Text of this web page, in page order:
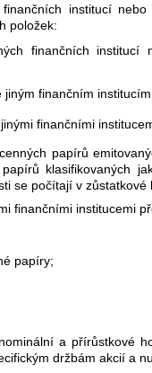
institucí
položek:
finančních institucí
jiným finančním
finančními
papírů
klasifikovaných
se počítají v zůstatkové
finančními institucemi
papíry;
a přírůstkové
držbám akcií a